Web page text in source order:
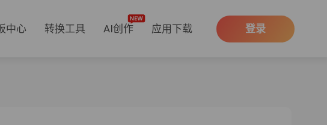
中心 转换工具 AI创作 应用下载 登录